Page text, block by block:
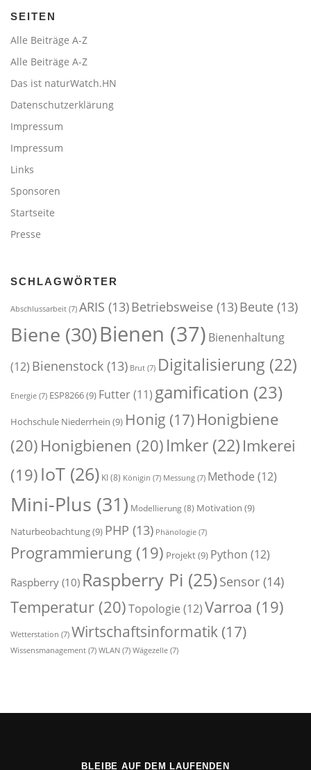
SEITEN
Alle Beiträge A-Z
Alle Beiträge A-Z
Das ist naturWatch.HN
Datenschutzerklärung
Impressum
Impressum
Links
Sponsoren
Startseite
Presse
SCHLAGWÖRTER
Abschlussarbeit (7) ARIS (13)Betriebsweise (13)Beute (13)
Biene (30)Bienen (37) Bienenhaltung
(12) Bienenstock (13) Brut (7) Digitalisierung (22)
Energie (7) ESP8266(9) Futter(11) gamification (23)
Hochschule Niederrhein (9) Honig (17)Honigbiene
(20)Honigbienen (20)Imker (22) Imkerei
(19) IoT (26) KI(8) Königin (7) Messung (7) Methode (12)
Mini-Plus (31) Modellierung(8) Motivation (9)
Naturbeobachtung(9) PHP (13) Phänologie (7)
Programmierung (19) Projekt(9) Python (12)
Raspberry (10) Raspberry Pi (25)Sensor (14)
Temperatur (20)Topologie (12)Varroa (19)
Wetterstation (7) Wirtschaftsinformatik (17)
Wissensmanagement (7) WLAN (7) Wägezelle (7)
BLEIBE AUF DEM LAUFENDEN